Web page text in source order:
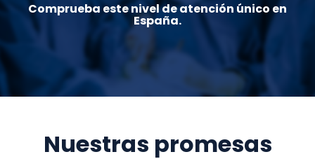
Comprueba este nivel de atención único en
España.
Nuestras promesas